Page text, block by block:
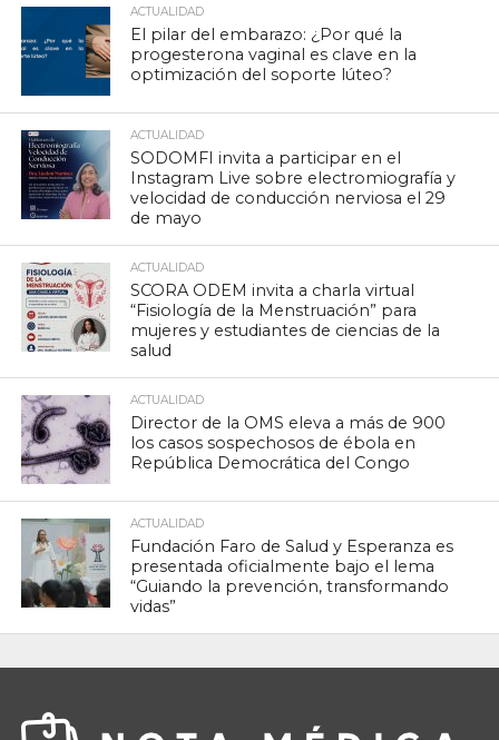
ACTUALIDAD
El pilar del embarazo: ¿Por qué la
progesterona vaginal es clave en la
optimización del soporte lúteo?
ACTUALIDAD
SODOMFI invita a participar en el
Instagram Live sobre electromiografía y
velocidad de conducción nerviosa el 29
de mayo
ACTUALIDAD
SCORA ODEM invita a charla virtual
“Fisiología de la Menstruación” para
mujeres y estudiantes de ciencias de la
salud
ACTUALIDAD
Director de la OMS eleva a más de 900
los casos sospechosos de ébola en
República Democrática del Congo
ACTUALIDAD
Fundación Faro de Salud y Esperanza es
presentada oficialmente bajo el lema
“Guiando la prevención, transformando
vidas”